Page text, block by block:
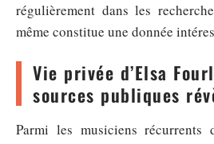
régulièrement dans les
même constitue une donnée
Vie privée d’Elsa
sources publiques
Parmi les musiciens récurrents